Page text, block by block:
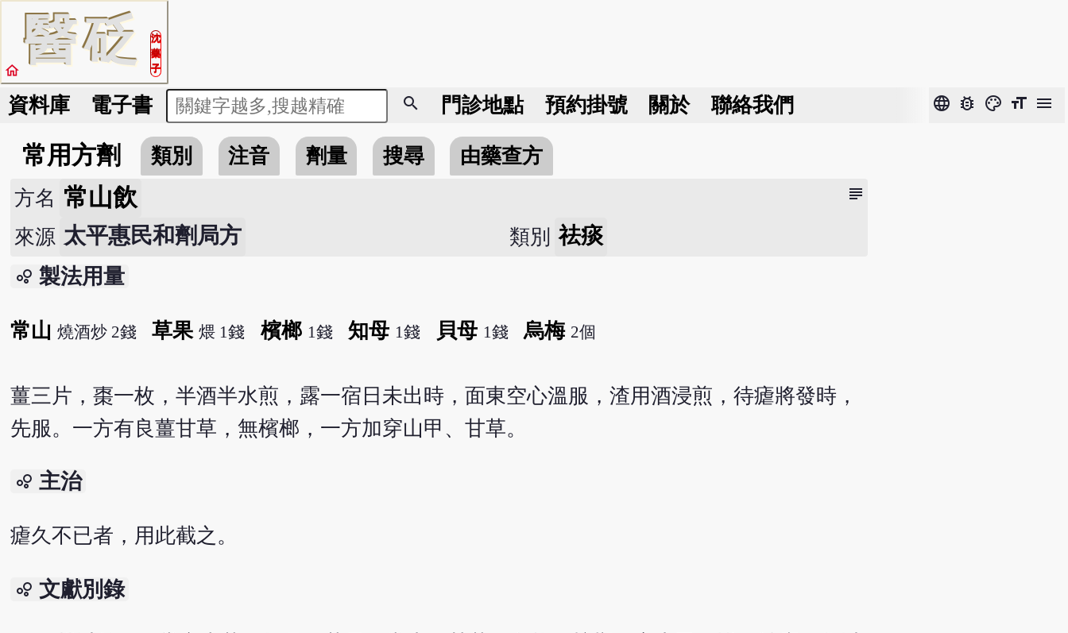
醫砭
沈
藥
子
home
資料庫 電子書 search 門診地點 預約掛號 關於 聯絡我們 language bug_report color_lens format_size menu
常用方劑 類別 注音 劑量 搜尋 由藥查方
subject
方名 常山飲
來源 太平惠民和劑局方 類別 祛痰
bubble_chart 製法用量
常山 燒酒炒 2錢 草果 煨 1錢 檳榔 1錢 知母 1錢 貝母 1錢 烏梅 2個
薑三片，棗一枚，半酒半水煎，露一宿日未出時，面東空心溫服，渣用酒浸煎，待瘧將發時，
先服。一方有良薑甘草，無檳榔，一方加穿山甲、甘草。
bubble_chart 主治
瘧久不已者，用此截之。
bubble_chart 文獻別錄